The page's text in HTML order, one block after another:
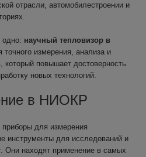
отрасли, автомобилестроении и
одно: научный тепловизор в
измерения, анализа и
который повышает достоверность
новых технологий.
в НИОКР
для измерения
инструменты для исследований и
Они находят применение в самых